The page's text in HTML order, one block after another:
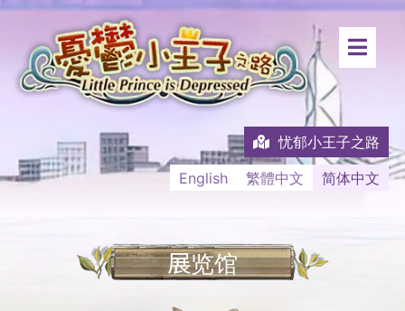
忧郁小王子之路
English
繁體中文 简体中文
展览馆